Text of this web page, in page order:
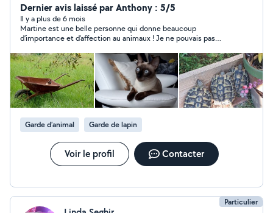
Dernier avis laissé par Anthony : 5/5
Il y a plus de 6 mois
Martine est une belle personne qui donne beaucoup
d’importance et d’affection au animaux ! Je ne pouvais pas
laissant mon appartement pour la garde de mon petit chat
Simba et j’ ai été plus que satisfait !! Je recommande Martine
sérieusement ! Encore merci beaucoup ☺️
Garde d’animal Garde de lapin
Voir le profil Contacter
Particulier